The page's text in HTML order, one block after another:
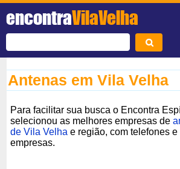
encontraVilaVelha
Antenas em Vila Velha
Para facilitar sua busca o Encontra
selecionou as melhores empresas de
de Vila Velha e região, com telefones
empresas.